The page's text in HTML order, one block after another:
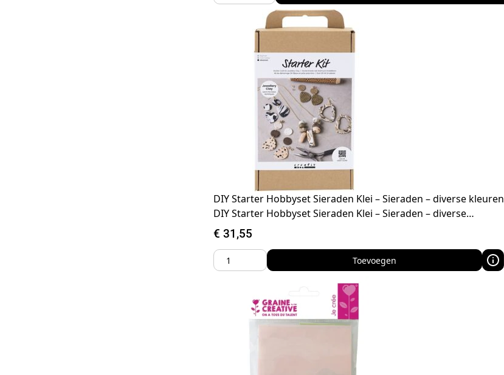
DIY Starter Hobbyset Sieraden Klei – Sieraden – diverse kleuren
DIY Starter Hobbyset Sieraden Klei – Sieraden – diverse…
€ 31,55
Toevoegen